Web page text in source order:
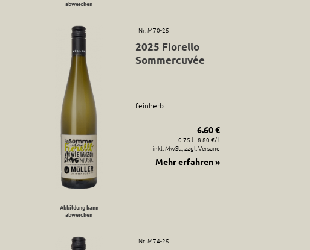
abweichen
Abbildung kann
abweichen
Nr. M70-25
2025 Fiorello
Sommercuvée
feinherb
6.60 €
0.75 l - 8.80 €/ l
inkl. MwSt., zzgl. Versand
Mehr erfahren »
Nr. M74-25